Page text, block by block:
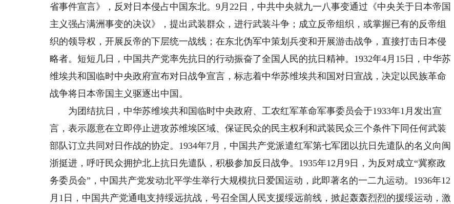
省事件宣言》，反对日本侵占中国东北。9月22日，中共中央就九一八事变通过《中央关于日本帝国
主义强占满洲事变的决议》，提出武装群众，进行武装斗争；成立反帝组织，或掌握已有的反帝组
织的领导权，开展反帝的下层统一战线；在东北伪军中策划兵变和开展游击战争，直接打击日本侵
略者。短短几日，中国共产党率先抗日的行动振奋了全国人民的抗日精神。1932年4月15日，中华苏
维埃共和国临时中央政府宣布对日战争宣言，标志着中华苏维埃共和国对日宣战，决定以民族革命
战争将日本帝国主义驱逐出中国。
为团结抗日，中华苏维埃共和国临时中央政府、工农红军革命军事委员会于1933年1月发出宣
言，表示愿意在立即停止进攻苏维埃区域、保证民众的民主权利和武装民众三个条件下同任何武装
部队订立共同对日作战的协定。1934年7月，中国共产党派遣红军第七军团以抗日先遣队的名义向闽
浙挺进，呼吁民众拥护北上抗日先遣队，积极参加反日战争。1935年12月9日，为反对成立“冀察政
务委员会”，中国共产党发动北平学生举行大规模抗日爱国运动，此即著名的一二九运动。1936年12
月1日，中国共产党通电支持绥远抗战，号召全国人民支援绥远前线，掀起轰轰烈烈的援绥运动，激